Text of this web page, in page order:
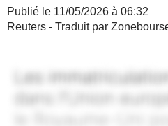
Publié le 11/05/2026 à 06:32
Reuters - Traduit par